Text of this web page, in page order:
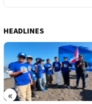
HEADLINES
«